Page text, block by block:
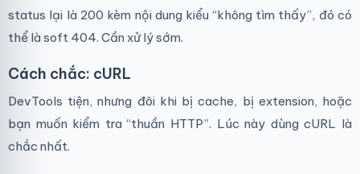
status lại là 200 kèm nội dung kiểu “không tìm thấy”, đó có
thể là soft 404. Cần xử lý sớm.
Cách chắc: cURL
DevTools tiện, nhưng đôi khi bị cache, bị extension, hoặc
bạn muốn kiểm tra “thuần HTTP”. Lúc này dùng cURL là
chắc nhất.